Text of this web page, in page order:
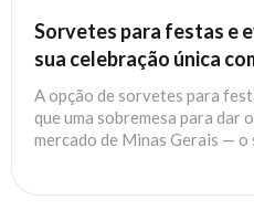
Sorvetes para festas e
sua celebração única
A opção de sorvetes para
que uma sobremesa para dar
mercado de Minas Gerais — o